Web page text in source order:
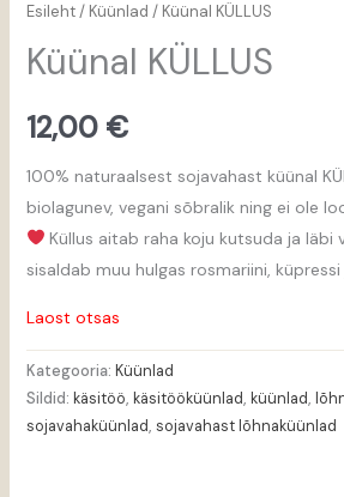
Esileht/ Küünlad / Küünal KÜLLUS
Küünal KÜLLUS
12,00 €
100% naturaalsest sojavahast küünal
biolagunev, vegani sõbralik ning ei ole
Küllus aitab raha koju kutsuda ja läbi
sisaldab muu hulgas rosmariini,
Laost otsas
Kategooria: Küünlad
Sildid: käsitöö, käsitööküünlad, küünlad,
sojavahaküünlad, sojavahast lõhnaküünlad